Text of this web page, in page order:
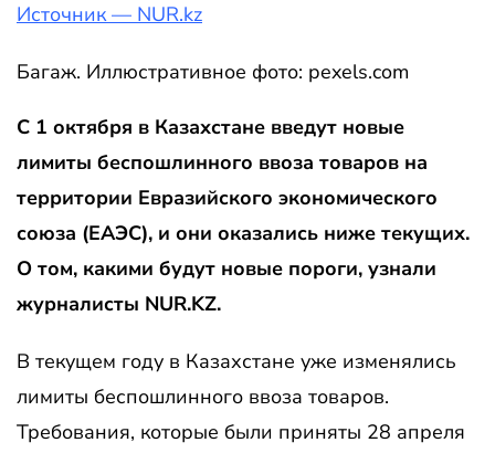
Источник — NUR.kz
Багаж. Иллюстративное фото: pexels.com
С 1 октября в Казахстане введут новые
лимиты беспошлинного ввоза товаров на
территории Евразийского экономического
союза (ЕАЭС), и они оказались ниже текущих.
О том, какими будут новые пороги, узнали
журналисты NUR.KZ.
В текущем году в Казахстане уже изменялись
лимиты беспошлинного ввоза товаров.
Требования, которые были приняты 28 апреля